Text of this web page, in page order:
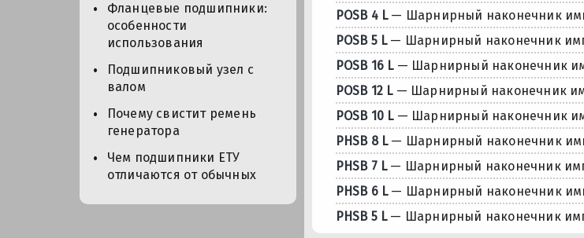
Фланцевые подшипники:
особенности
использования
Подшипниковый узел с
валом
Почему свистит ремень
генератора
Чем подшипники ЕТУ
отличаются от обычных
POSB 4 L — Шарнирный наконечник
POSB 5 L — Шарнирный наконечник
POSB 16 L — Шарнирный наконечник
POSB 12 L — Шарнирный наконечник
POSB 10 L — Шарнирный наконечник
PHSB 8 L — Шарнирный наконечник
PHSB 7 L — Шарнирный наконечник
PHSB 6 L — Шарнирный наконечник
PHSB 5 L — Шарнирный наконечник